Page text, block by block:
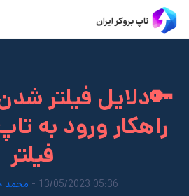
🔑دلایل فیلتر
راهکار ورود به
فیلتر
05:36 13/05/2023 - محمد